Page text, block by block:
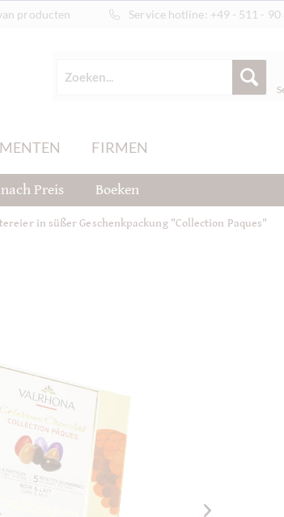
producten Service hotline: +49 - 511 - 90
FIRMEN
nach Preis Boeken
in süßer Geschenkpackung "Collection Paques"